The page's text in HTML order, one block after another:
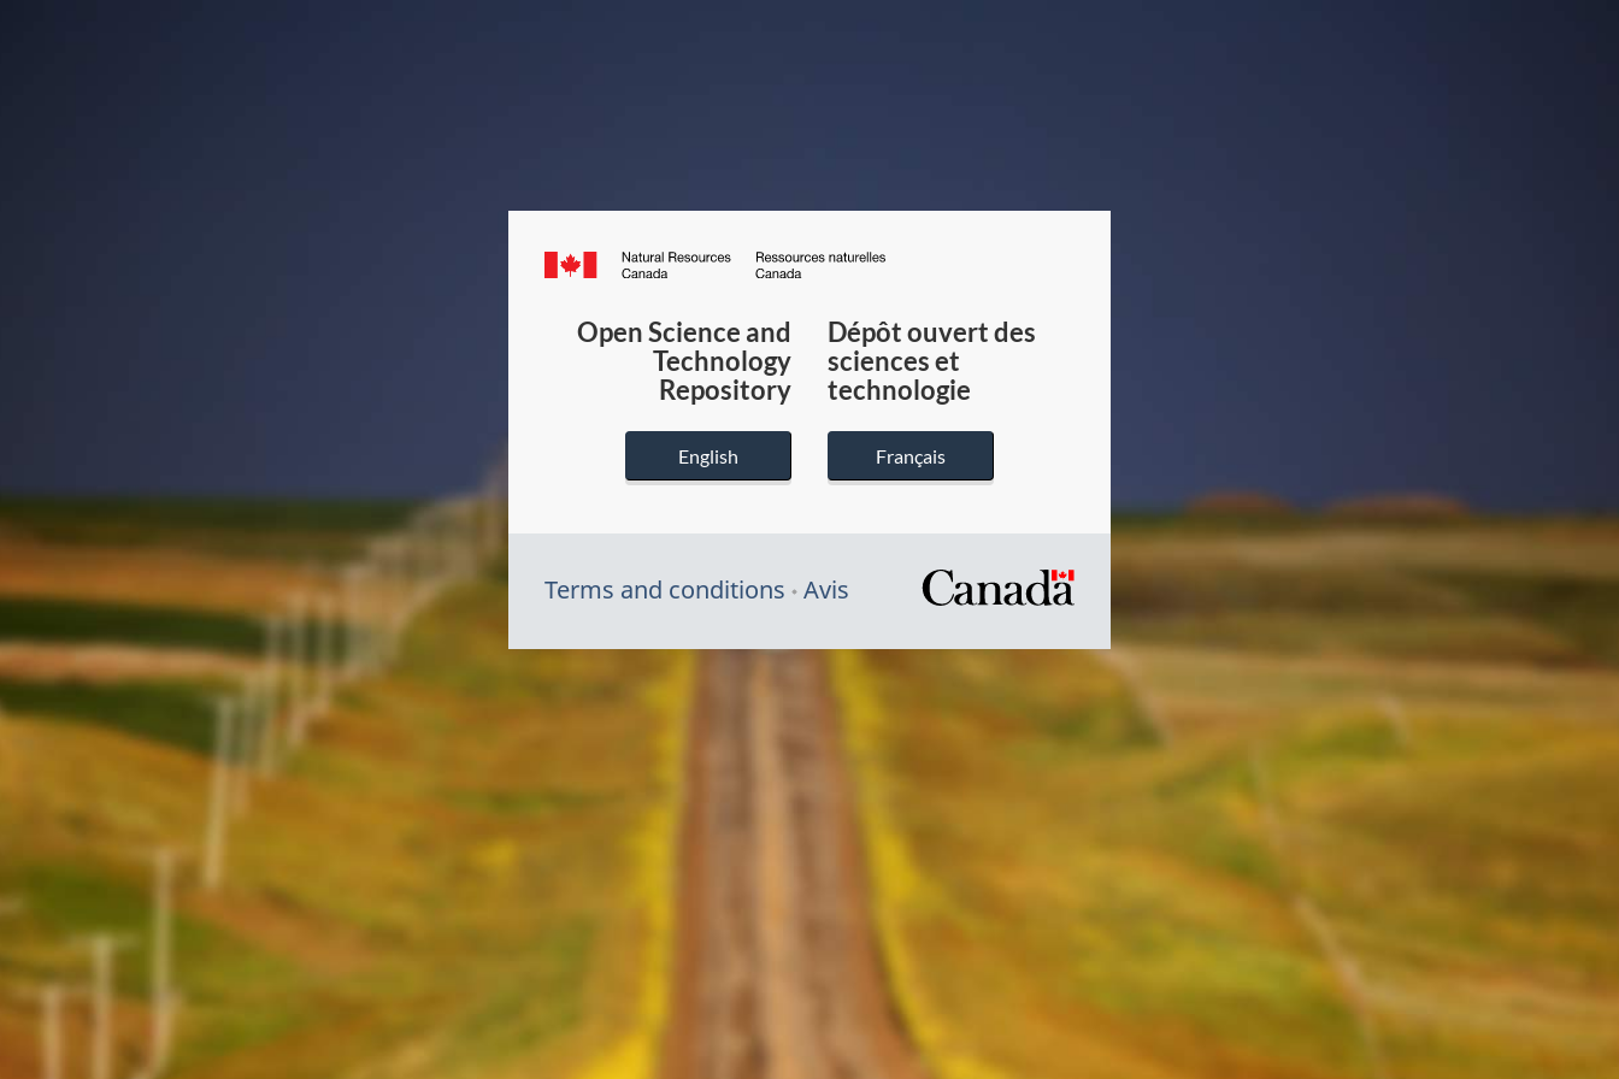
Canada.ca
du
Canada
Open Science and
Technology
Repository
English
Dépôt ouvert des
sciences et
technologie
Français
Terms and conditions Avis
/
Symbole
du
gouvernement
du